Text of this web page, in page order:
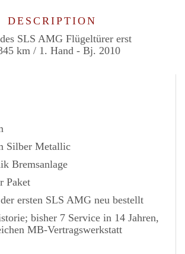
DESCRIPTION
SLS AMG Flügeltürer erst
km / 1. Hand - Bj. 2010
Silber Metallic
Bremsanlage
Paket
ersten SLS AMG neu bestellt
bisher 7 Service in 14 Jahren,
MB-Vertragswerkstatt